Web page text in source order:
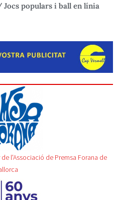
Jocs populars i ball en línia
l'Associació de Premsa Forana de